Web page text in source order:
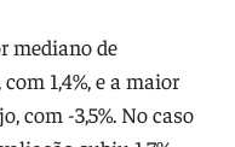
mediano de
1,4%, e a maior
com -3,5%. No caso